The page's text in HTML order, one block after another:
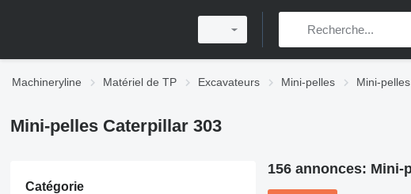
Machineryline Matériel de TP Excavateurs Mini-pelles Mini-
Mini-pelles Caterpillar 303
Catégorie
156 annonces: Mini-